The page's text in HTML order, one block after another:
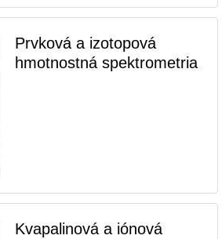
Prvková a izotopová
hmotnostná spektrometria
Kvapalinová a iónová